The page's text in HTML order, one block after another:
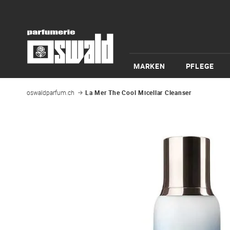
MARKEN PFLEGE
oswaldparfum.ch La Mer The Cool Micellar Cleanser